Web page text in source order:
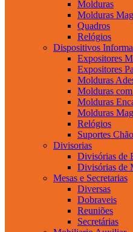
Molduras
Molduras
Quadros
Relógios
Dispositivos
Expositores
Expositores
Molduras
Molduras
Molduras
Molduras
Relógios
Suportes Chão
Divisorias
Divisórias de
Divisórias de
Mesas e Secretarias
Diversas
Dobraveis
Reuniões
Secretárias